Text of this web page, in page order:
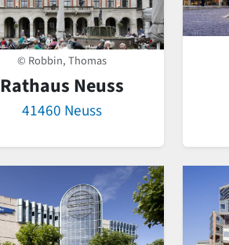
© Robbin, Thomas
Rathaus Neuss
41460 Neuss